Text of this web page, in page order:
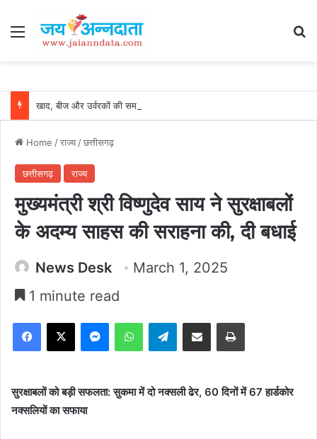
Menu
Home /राज्य/छत्तीसगढ़
छत्तीसगढ़ राज्य
मुख्यमंत्री श्री विष्णुदेव साय ने सुरक्षाबलों
के अदम्य साहस की सराहना की, दी बधाई
News Desk
March 1, 2025
1 minute read
Facebook
X MessengerWhatsAppTelegramShare via Email Print
सुरक्षाबलों को बड़ी सफलता: सुकमा में दो नक्सली ढेर, 60 दिनों में 67 हार्डकोर
नक्सलियों का सफाया